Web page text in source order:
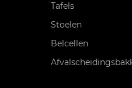
Tafels
Stoelen
Belcellen